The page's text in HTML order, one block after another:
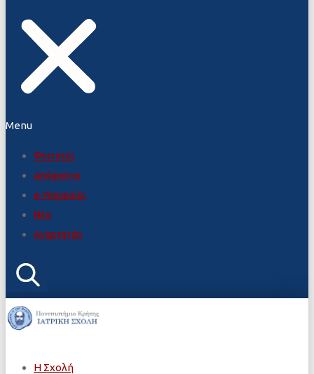
Menu
Φοιτητές
Απόφοιτοι
e-Υπηρεσίες
Νέα
Αναρτητέα
Η Σχολή